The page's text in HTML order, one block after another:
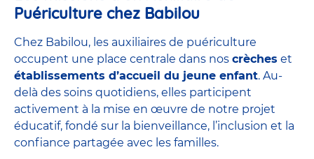
Puériculture chez Babilou
Chez Babilou, les auxiliaires de puériculture
occupent une place centrale dans nos crèches et
établissements d’accueil du jeune enfant. Au-
delà des soins quotidiens, elles participent
activement à la mise en œuvre de notre projet
éducatif, fondé sur la bienveillance, l’inclusion et la
confiance partagée avec les familles.